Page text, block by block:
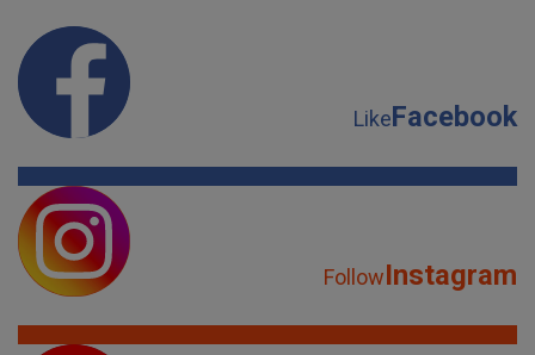
LikeFacebook
FollowInstagram